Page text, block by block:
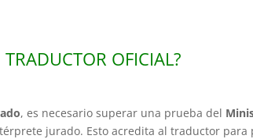
OFICIAL?
, es necesario superar una prueba del
jurado. Esto acredita al traductor para